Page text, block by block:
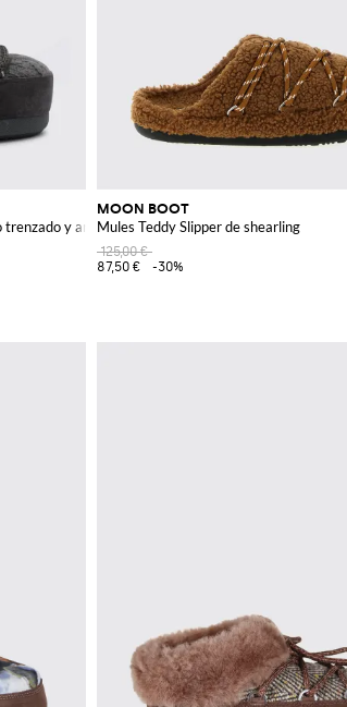
trenzado y ante
MOON BOOT
Mules Teddy Slipper de shearling
125,00 €
87,50 €
-30%